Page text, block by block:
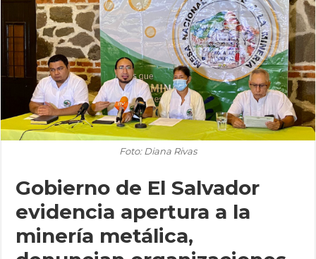
Foto: Diana Rivas
Gobierno de El Salvador
evidencia apertura a la
minería metálica,